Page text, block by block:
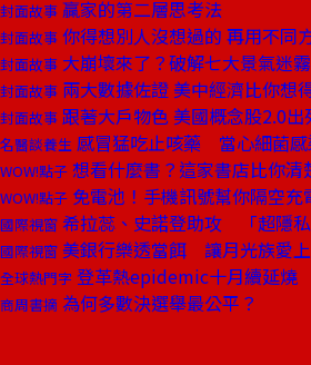
封面故事 贏家的第二層思考法
封面故事 你得想別人沒想過的 再用不同
封面故事 大崩壞來了？破解七大景氣迷霧
封面故事 兩大數據佐證 美中經濟比你想
封面故事 跟著大戶物色 美國概念股2.0出
名醫談養生 感冒猛吃止咳藥 當心細菌感
WOW!點子 想看什麼書？這家書店比你清
WOW!點子 免電池！手機訊號幫你隔空充
國際視窗 希拉蕊、史諾登助攻 「超隱
國際視窗 美銀行樂透當餌 讓月光族愛
全球熱門字 登革熱epidemic十月續延燒
商周書摘 為何多數決選舉最公平？